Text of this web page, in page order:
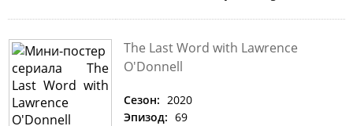
The Last Word with Lawrence
O'Donnell
Сезон: 2020
Эпизод: 69